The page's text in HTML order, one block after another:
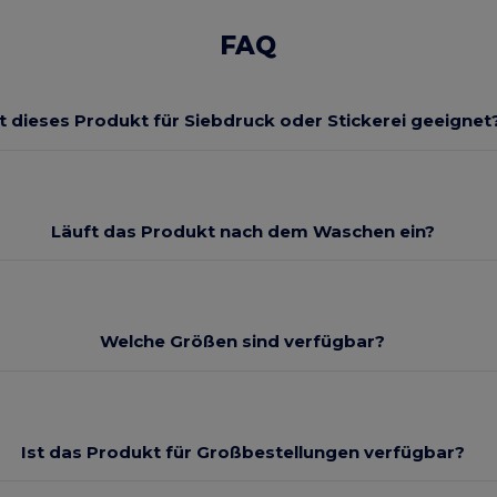
FAQ
dieses Produkt für Siebdruck oder Stickerei
Läuft das Produkt nach dem Waschen ein?
Welche Größen sind verfügbar?
Ist das Produkt für Großbestellungen verfügbar?